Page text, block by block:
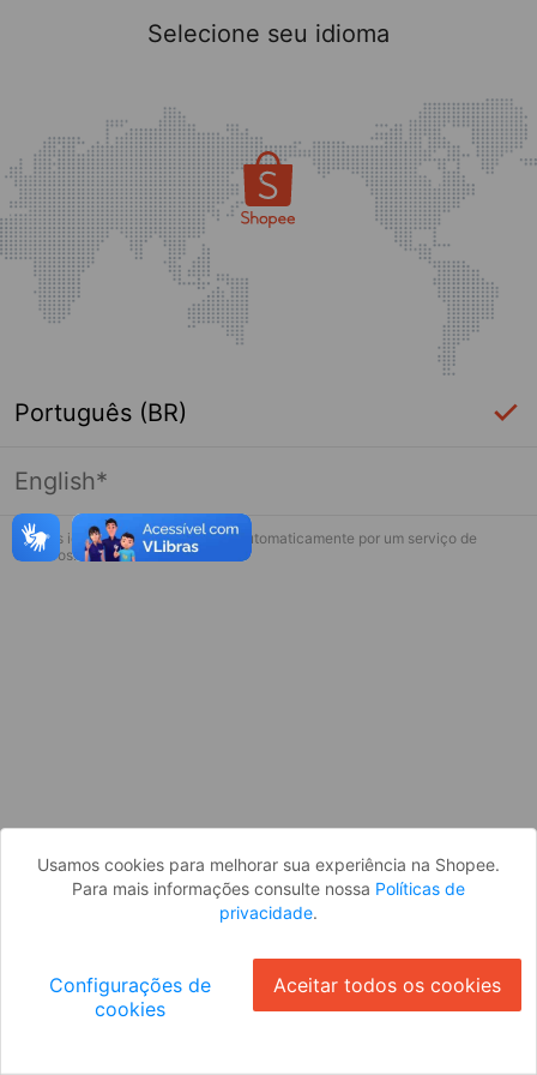
Página indisponível
Desculpe, algo deu errado. Faça login
Selecione seu idioma
Português (BR)
English*
* Esses idiomas serão traduzidos automaticamente por um serviço de
terceiros.
Usamos cookies para melhorar sua experiência na Shopee.
Para mais informações consulte nossa Políticas de
privacidade.
Configurações de
cookies
Aceitar todos os cookies